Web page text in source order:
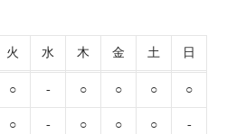
火 水 木 金 土 日
○ - ○ ○ ○ ○
○ - ○ ○ ○ -